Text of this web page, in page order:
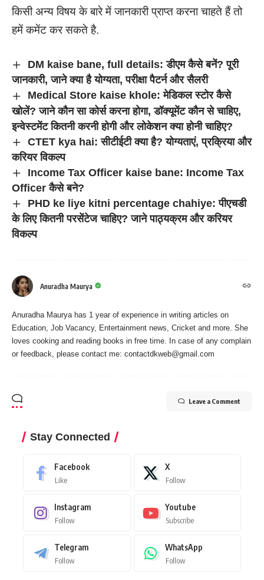
किसी अन्य विषय के बारे में जानकारी प्राप्त करना चाहते हैं तो
हमें कमेंट कर सकते है.
DM kaise bane, full details: डीएम कैसे बनें? पूरी
जानकारी, जाने क्या है योग्यता, परीक्षा पैटर्न और सैलरी
Medical Store kaise khole: मेडिकल स्टोर कैसे
खोलें? जाने कौन सा कोर्स करना होगा, डॉक्यूमेंट कौन से चाहिए,
इन्वेस्टमेंट कितनी करनी होगी और लोकेशन क्या होनी चाहिए?
CTET kya hai: सीटीईटी क्या है? योग्यताएं, प्रक्रिया और
करियर विकल्प
Income Tax Officer kaise bane: Income Tax
Officer कैसे बने?
PHD ke liye kitni percentage chahiye: पीएचडी
के लिए कितनी परसेंटेज चाहिए? जाने पाठ्यक्रम और करियर
विकल्प
Anuradha Maurya
Anuradha Maurya has 1 year of experience in writing articles on
Education, Job Vacancy, Entertainment news, Cricket and more. She
loves cooking and reading books in free time. In case of any complain
or feedback, please contact me: contactdkweb@gmail.com
Leave a Comment
Stay Connected
Facebook
Like
X
Follow
Instagram
Follow
Youtube
Subscribe
Telegram
Follow
WhatsApp
Follow